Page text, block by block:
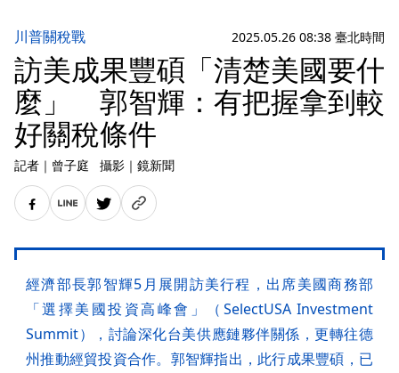
川普關稅戰 2025.05.26 08:38 臺北時間
訪美成果豐碩「清楚美國要什
麼」 郭智輝：有把握拿到較
好關稅條件
記者 ｜ 曾子庭 攝影 ｜ 鏡新聞
經濟部長郭智輝5月展開訪美行程，出席美國商務部
「選擇美國投資高峰會」（SelectUSA Investment
Summit），討論深化台美供應鏈夥伴關係，更轉往德
州推動經貿投資合作。郭智輝指出，此行成果豐碩，已